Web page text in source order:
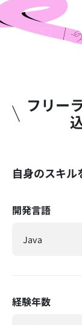
フリー
自身のスキル
開発言語
経験年数